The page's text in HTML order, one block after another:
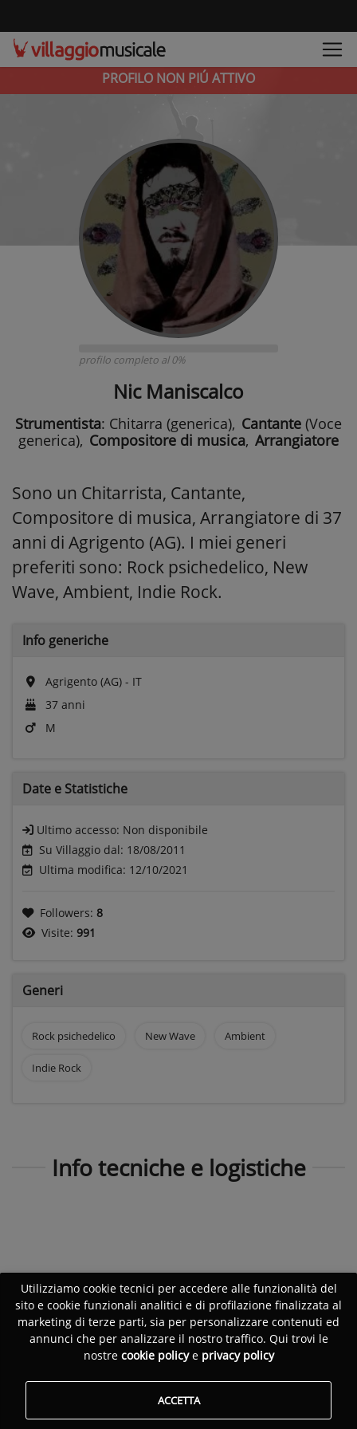
PROFILO NON PIÚ ATTIVO
profilo completo al 0%
Nic Maniscalco
Strumentista: Chitarra (generica), Cantante (Voce
generica), Compositore di musica, Arrangiatore
Sono un Chitarrista, Cantante,
Compositore di musica, Arrangiatore di 37
anni di Agrigento (AG). I miei generi
preferiti sono: Rock psichedelico, New
Wave, Ambient, Indie Rock.
Info generiche
Agrigento (AG) - IT
37 anni
M
Date e Statistiche
Ultimo accesso: Non disponibile
Su Villaggio dal: 18/08/2011
Ultima modifica: 12/10/2021
Followers: 8
Visite: 991
Generi
Rock psichedelico New Wave Ambient
Indie Rock
Info tecniche e logistiche
Utilizziamo cookie tecnici per accedere alle funzionalità del
sito e cookie funzionali analitici e di profilazione finalizzata al
marketing di terze parti, sia per personalizzare contenuti ed
annunci che per analizzare il nostro traffico. Qui trovi le
nostre cookie policye privacy policy
ACCETTA